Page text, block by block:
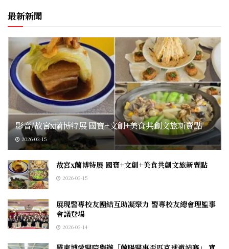
最新新聞
影音/故宮x蘭博特展 國寶+文創+美食共創文旅新賣點
2026-03-15
故宮x蘭博特展 國寶+文創+美食共創文旅新賣點
2026-03-15
展現警專校友團結互助凝聚力 警專校友總會理監事
會議登場
2026-03-14